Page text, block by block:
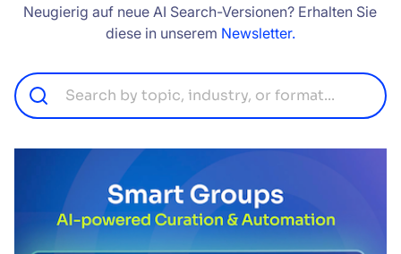
Wie wird Algolia unser Sucherlebnis und
App?
schneller zu finden und den Umsatz zu
steigern?
Wird Algolia mit unserem Traffic und unserem
Datenvolumen mitwachsen?
Neugierig auf neue AI Search-Versionen? Erhalten Sie
diese in unserem Newsletter.